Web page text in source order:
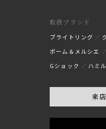
取扱ブランド
ブライトリング
ボーム＆メルシエ
Gショック
ハミ
来